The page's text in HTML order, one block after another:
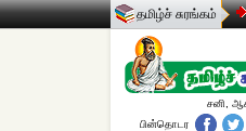
தமிழ்ச் சுரங்கம்
சனி,
பின்தொடர